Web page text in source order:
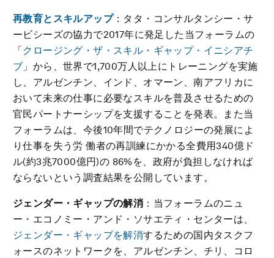
再教育とスキルアップ：タタ・コンサルタンシー・サ
ービシーズの協力で2017年に発足した当フォーラムの
「クロージング・ザ・スキル・ギャップ・イニシアチ
ブ 」から、世界で1,700万人以上にトレーニングを実施
し、アルゼンチン、インド、オマーン、南アフリカに
おいて未来の仕事に必要なスキルを普及させるための
官民パートナーシップを支援することを発表。また当
フォーラムは、今後10年間でテクノロジーの発展によ
り仕事を失う労 働者の再訓練にかかる全費用340億ド
ル(約3兆7000億円)の 86%を、政府が負担しなければ
ならないという調査結果を公開しています。
ジェンダー・ギャップの解消 ：当フォーラムのニュ
ー・エコノミー・アンド・ソサエティ・センターは、
ジェンダー・ギャップを解消するための国内タスクフ
ォースのネットワークを、アルゼンチン、チリ、コロ